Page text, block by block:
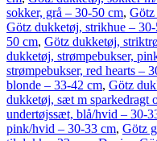
sokker, grå – 30-50 cm, Götz
Götz dukketøj, strikhue –
50 cm, Götz dukketøj,
dukketøj, strømpebukser,
strømpebukser, red hearts –
blonde – 33-42 cm, Götz
dukketøj, sæt m sparkedragt
undertøjssæt, blå/hvid – 30-
pink/hvid – 30-33 cm, Götz